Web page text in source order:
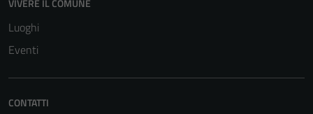
VIVERE IL COMUNE
Luoghi
Eventi
CONTATTI
Questi cookie